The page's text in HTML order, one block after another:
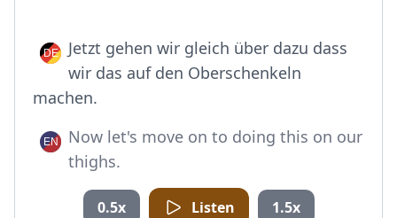
Jetzt gehen wir gleich über dazu dass
wir das auf den Oberschenkeln
machen.
Now let's move on to doing this on our
thighs.
0.5x Listen 1.5x